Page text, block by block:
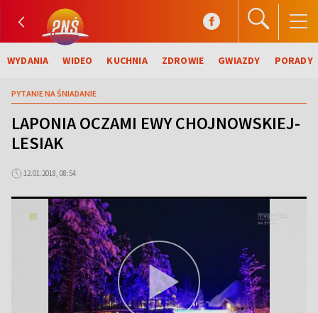
WYDANIA WIDEO KUCHNIA ZDROWIE GWIAZDY PORADY
PYTANIE NA ŚNIADANIE
LAPONIA OCZAMI EWY CHOJNOWSKIEJ-
LESIAK
12.01.2018, 08:54